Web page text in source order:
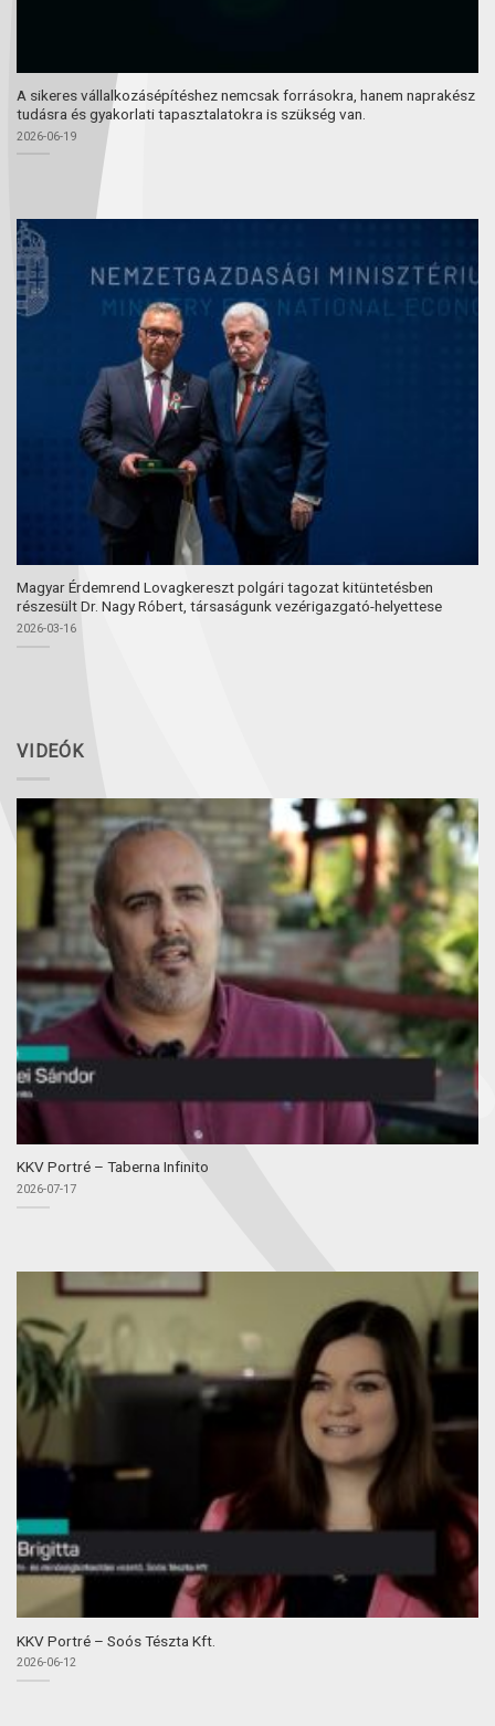
A sikeres vállalkozásépítéshez nemcsak forrásokra, hanem naprakész
tudásra és gyakorlati tapasztalatokra is szükség van.
2026-06-19
Magyar Érdemrend Lovagkereszt polgári tagozat kitüntetésben
részesült Dr. Nagy Róbert, társaságunk vezérigazgató-helyettese
2026-03-16
VIDEÓK
KKV Portré – Taberna Infinito
2026-07-17
KKV Portré – Soós Tészta Kft.
2026-06-12